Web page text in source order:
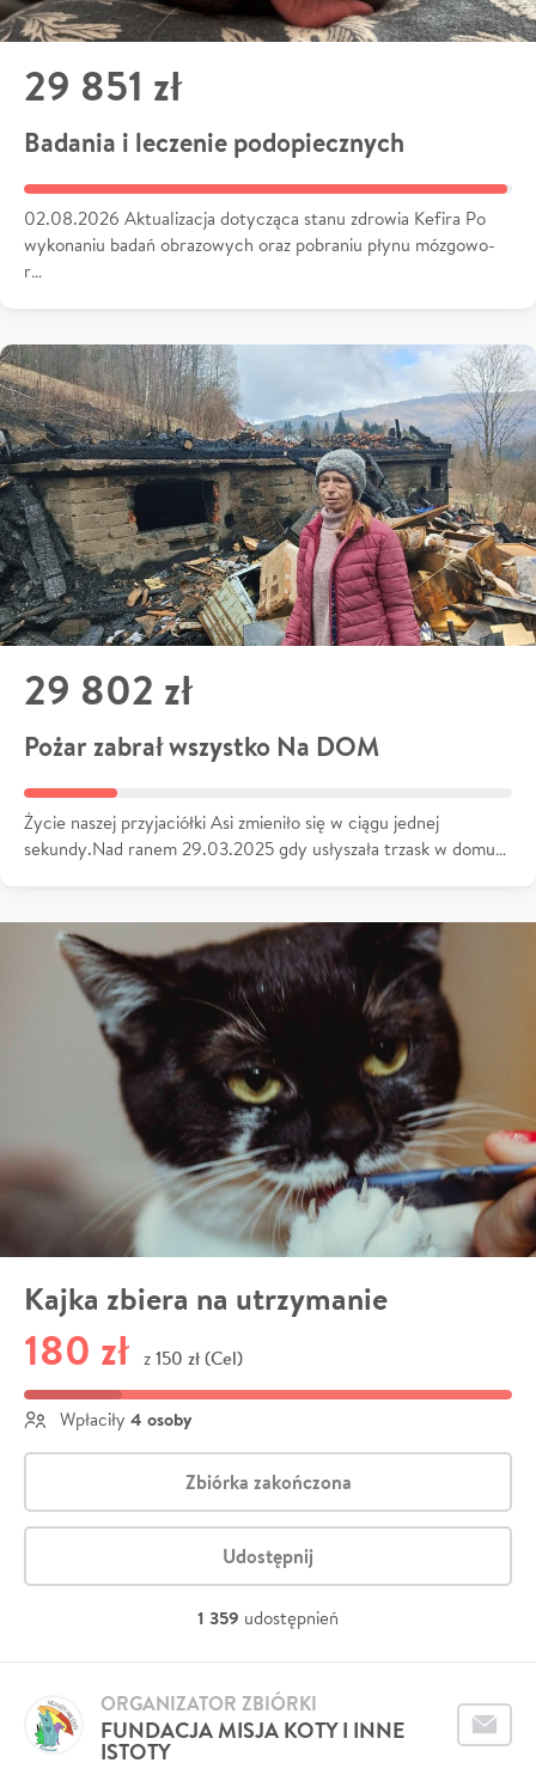
29 851 zł
Badania i leczenie podopiecznych
02.08.2026 Aktualizacja dotycząca stanu zdrowia Kefira Po
wykonaniu badań obrazowych oraz pobraniu płynu mózgowo-
r…
29 802 zł
Pożar zabrał wszystko Na DOM
Życie naszej przyjaciółki Asi zmieniło się w ciągu jednej
sekundy.Nad ranem 29.03.2025 gdy usłyszała trzask w domu…
Kajka zbiera na utrzymanie
180 zł z 150 zł (Cel)
Wpłaciły 4 osoby
Zbiórka zakończona
Udostępnij
1 359 udostępnień
FUNDACJA MISJA KOTY I INNE
ISTOTY
ORGANIZATOR ZBIÓRKI